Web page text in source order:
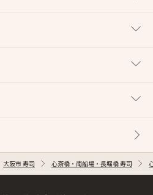
大阪市 寿司 心斎橋・南船場・長堀橋 寿司